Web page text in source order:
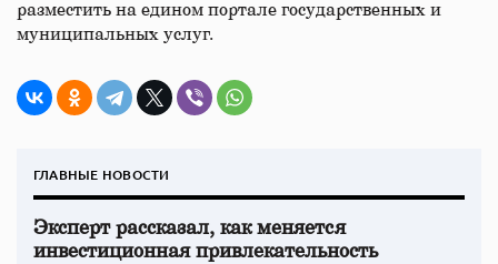
разместить на едином портале государственных и
муниципальных услуг.
ГЛАВНЫЕ НОВОСТИ
Эксперт рассказал, как меняется
инвестиционная привлекательность